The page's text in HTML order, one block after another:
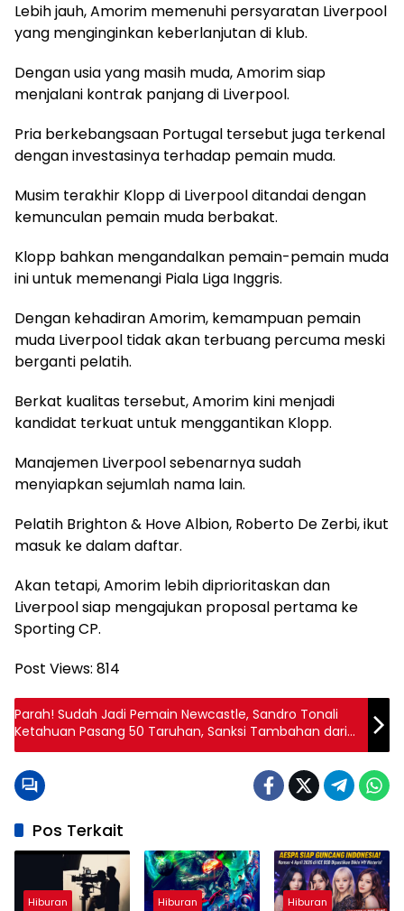
Lebih jauh, Amorim memenuhi persyaratan Liverpool
yang menginginkan keberlanjutan di klub.
Dengan usia yang masih muda, Amorim siap
menjalani kontrak panjang di Liverpool.
Pria berkebangsaan Portugal tersebut juga terkenal
dengan investasinya terhadap pemain muda.
Musim terakhir Klopp di Liverpool ditandai dengan
kemunculan pemain muda berbakat.
Klopp bahkan mengandalkan pemain-pemain muda
ini untuk memenangi Piala Liga Inggris.
Dengan kehadiran Amorim, kemampuan pemain
muda Liverpool tidak akan terbuang percuma meski
berganti pelatih.
Berkat kualitas tersebut, Amorim kini menjadi
kandidat terkuat untuk menggantikan Klopp.
Manajemen Liverpool sebenarnya sudah
menyiapkan sejumlah nama lain.
Pelatih Brighton & Hove Albion, Roberto De Zerbi, ikut
masuk ke dalam daftar.
Akan tetapi, Amorim lebih diprioritaskan dan
Liverpool siap mengajukan proposal pertama ke
Sporting CP.
Post Views: 814
Parah! Sudah Jadi Pemain Newcastle, Sandro Tonali
Ketahuan Pasang 50 Taruhan, Sanksi Tambahan dari
FA Menanti
Pos Terkait
Hiburan Hiburan Hiburan